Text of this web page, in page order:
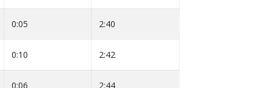
0:05 2:40
0:10 2:42
0:06 2:44